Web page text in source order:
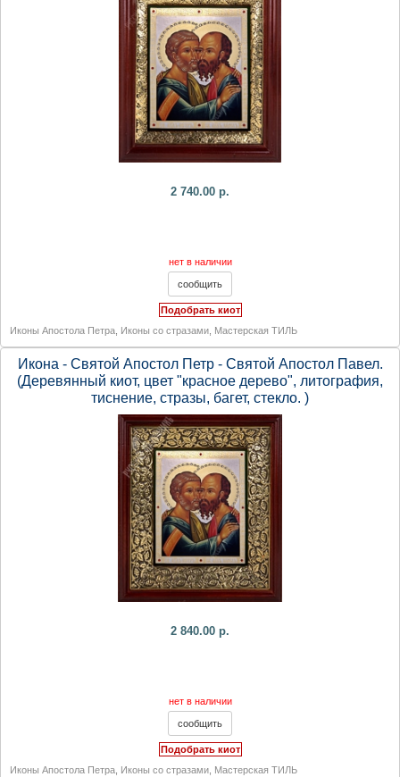
2 740.00 р.
нет в наличии
Подобрать киот
Иконы Апостола Петра
Иконы со стразами Мастерская ТИЛЬ
Икона - Святой Апостол Петр - Святой Апостол Павел.
(Деревянный киот, цвет "красное дерево", литография,
тиснение, стразы, багет, стекло. )
2 840.00 р.
нет в наличии
Подобрать киот
Иконы Апостола Петра Иконы со стразами Мастерская ТИЛЬ